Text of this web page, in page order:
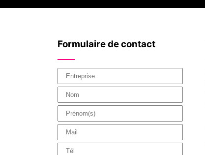
Formulaire de contact